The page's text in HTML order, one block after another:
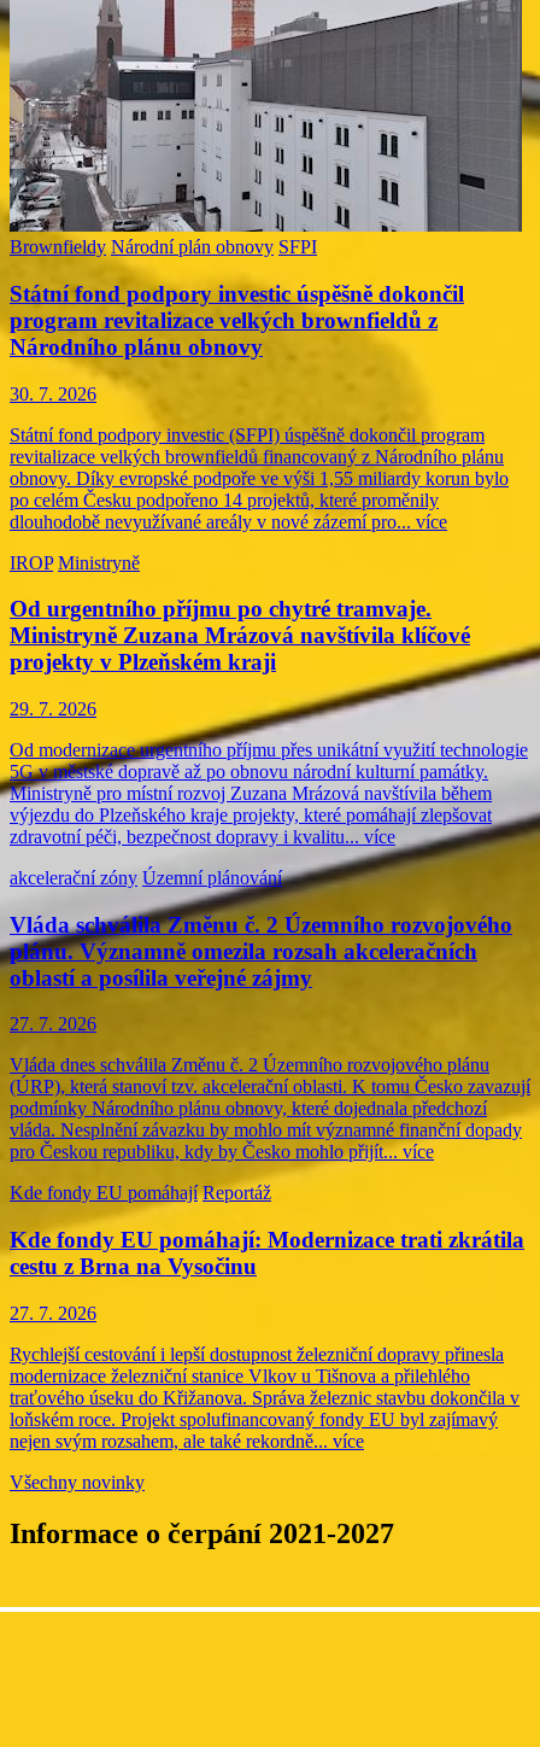
Brownfieldy Národní plán obnovy SFPI
Státní fond podpory investic úspěšně dokončil
program revitalizace velkých brownfieldů z
Národního plánu obnovy
30. 7. 2026
Státní fond podpory investic (SFPI) úspěšně dokončil program
revitalizace velkých brownfieldů financovaný z Národního plánu
obnovy. Díky evropské podpoře ve výši 1,55 miliardy korun bylo
po celém Česku podpořeno 14 projektů, které proměnily
dlouhodobě nevyužívané areály v nové zázemí pro... více
IROP Ministryně
Od urgentního příjmu po chytré tramvaje.
Ministryně Zuzana Mrázová navštívila klíčové
projekty v Plzeňském kraji
29. 7. 2026
Od modernizace urgentního příjmu přes unikátní využití technologie
5G v městské dopravě až po obnovu národní kulturní památky.
Ministryně pro místní rozvoj Zuzana Mrázová navštívila během
výjezdu do Plzeňského kraje projekty, které pomáhají zlepšovat
zdravotní péči, bezpečnost dopravy i kvalitu... více
akcelerační zóny Územní plánování
Vláda schválila Změnu č. 2 Územního rozvojového
plánu. Významně omezila rozsah akceleračních
oblastí a posílila veřejné zájmy
27. 7. 2026
Vláda dnes schválila Změnu č. 2 Územního rozvojového plánu
(ÚRP), která stanoví tzv. akcelerační oblasti. K tomu Česko zavazují
podmínky Národního plánu obnovy, které dojednala předchozí
vláda. Nesplnění závazku by mohlo mít významné finanční dopady
pro Českou republiku, kdy by Česko mohlo přijít... více
Kde fondy EU pomáhají Reportáž
Kde fondy EU pomáhají: Modernizace trati zkrátila
cestu z Brna na Vysočinu
27. 7. 2026
Rychlejší cestování i lepší dostupnost železniční dopravy přinesla
modernizace železniční stanice Vlkov u Tišnova a přilehlého
traťového úseku do Křižanova. Správa železnic stavbu dokončila v
loňském roce. Projekt spolufinancovaný fondy EU byl zajímavý
nejen svým rozsahem, ale také rekordně... více
Všechny novinky
Informace o čerpání 2021-2027